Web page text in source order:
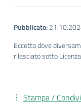
Pubblicato:
Eccetto dove
rilasciato sotto
Stampa /